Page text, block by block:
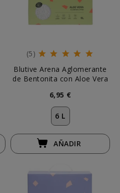
(5)
Blutive Arena Aglomerante
de Bentonita con Aloe Vera
6,95 €
6 L
AÑADIR